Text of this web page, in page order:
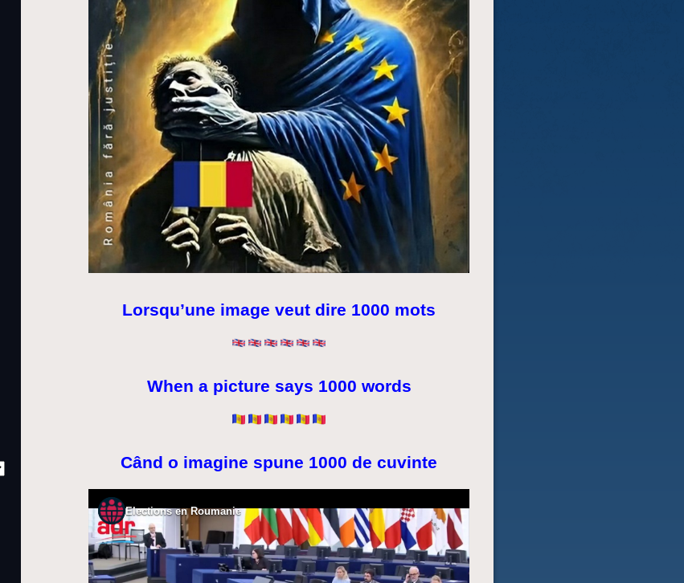
Lorsqu’une image veut dire 1000 mots
When a picture says 1000 words
Când o imagine spune 1000 de cuvinte